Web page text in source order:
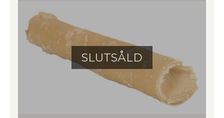
SLUTSÅLD